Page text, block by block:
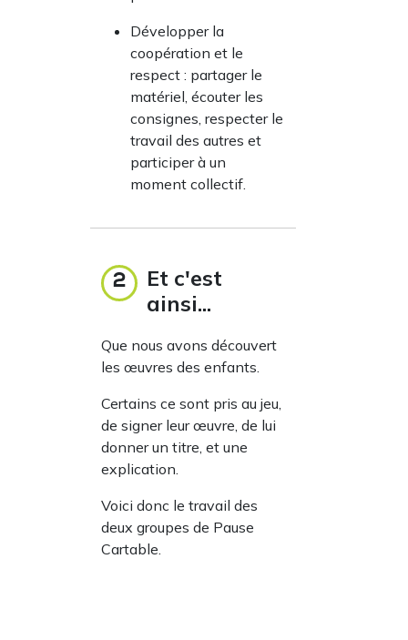
Développer la
coopération et le
respect : partager le
matériel, écouter les
consignes, respecter le
travail des autres et
participer à un
moment collectif.
2
Et c'est
ainsi...
Que nous avons découvert
les œuvres des enfants.
Certains ce sont pris au jeu,
de signer leur œuvre, de lui
donner un titre, et une
explication.
Voici donc le travail des
deux groupes de Pause
Cartable.